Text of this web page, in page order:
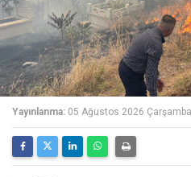
Yayınlanma: 05 Ağustos 2026